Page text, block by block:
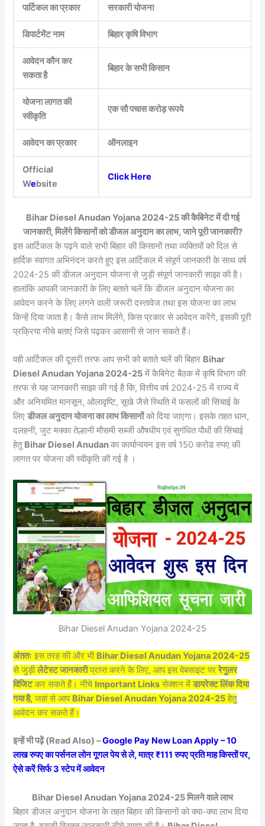
पार्टिकल का प्रकार सरकारी योजना
डिपार्टमेंट नाम बिहार कृषि विभाग
आवेदन कौन कर
सकता है
बिहार के सभी किसान
योजना लागत की
स्वीकृति
एक सौ पचास करोड़ रूपये
आवेदन का प्रकार ऑनलाइन
Official
Website
Click Here
Bihar Diesel Anudan Yojana 2024-25 की कैबिनेट में दी गई
जानकारी, मिलेंगे किसानों को डीजल अनुदान का लाभ, जाने पूरी जानकारी?
इस आर्टिकल के पढ़ने वाले सभी बिहार की किसानों तथा व्यक्तियों को दिल से
हार्दिक स्वागत अभिनंदन करते हुए इस आर्टिकल में संपूर्ण जानकारी के साथ वर्ष
2024-25 की डीजल अनुदान योजना से जुड़ी संपूर्ण जानकारी साझा की है।
हालांकि आपकी जानकारी के लिए बताते चलें कि डीजल अनुदान योजना का
आवेदन करने के लिए लगने वाली जरूरी दस्तावेज तथा इस योजना का लाभ
किन्हें दिया जाता है। कैसे लाभ मिलेंगे, किस प्रकार से आवेदन करेंगे, इसकी पूरी
प्रक्रिया नीचे बताएं जिसे पढ़कर आसानी से जान सकते हैं।
वही आर्टिकल की दूसरी तरफ आप सभी को बताते चलें की बिहार Bihar
Diesel Anudan Yojana 2024-25 में कैबिनेट बैठक में कृषि विभाग की
तरफ से यह जानकारी साझा की गई है कि, वित्तीय वर्ष 2024-25 में राज्य में
और अनियमित मानसून, ओलावृष्टि, सूखे जैसे स्थिति में फसलों की सिंचाई के
लिएडीजल अनुदान योजना का लाभ किसानोंको दिया जाएगा। इसके तहत धान,
दलहनी, जुट मक्का तेल्हानी मौसमी सब्जी औषधीय एवं सुगंधित पौधों की सिंचाई
हेतु Bihar Diesel Anudanका कार्यान्वयन इस वर्ष 150 करोड रुपए की
लागत पर योजना की स्वीकृति की गई है ।
Bihar Diesel Anudan Yojana 2024-25
अंततः इस तरह की और भी Bihar Diesel Anudan Yojana 2024-25
से जुड़ीलेटेस्ट जानकारीप्राप्त करने के लिए, आप इस वेबसाइट पररेगुलर
विजिटकर सकते हैं। नीचे Important Links सेक्शन मेंडायरेक्ट लिंक दिया
गया है, जहां से आप Bihar Diesel Anudan Yojana 2024-25 हेतु
आवेदन कर सकते हैं।
इन्हें भी पढ़ें (Read Also) –Google Pay New Loan Apply – 10
लाख रुपए का पर्सनल लोन गूगल पेय से ले, मात्र ₹111 रुपए प्रति माह किस्तों पर,
ऐसे करें सिर्फ 3 स्टेप में आवेदन
Bihar Diesel Anudan Yojana 2024-25 मिलने वाले लाभ
बिहार डीजल अनुदान योजना के तहत बिहार की किसानों को क्या-क्या लाभ दिया